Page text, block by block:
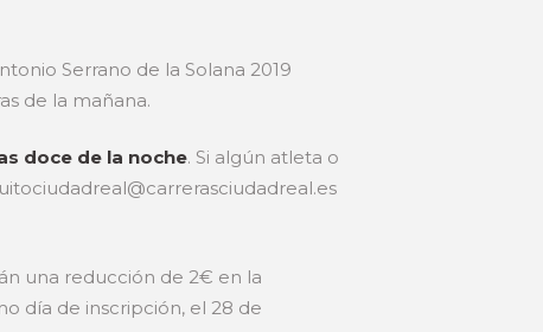
Serrano de la Solana 2019
de la mañana.
doce de la noche. Si algún atleta o
una reducción de 2€ en la
día de inscripción, el 28 de